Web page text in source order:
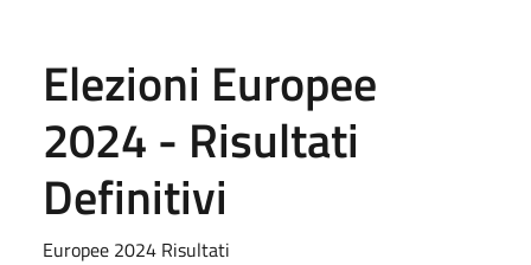
Elezioni Europee
2024 - Risultati
Definitivi
Europee 2024 Risultati